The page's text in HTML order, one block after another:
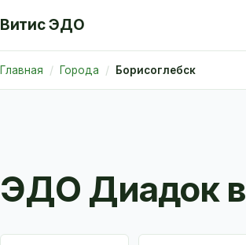
Витис ЭДО
Главная Города Борисоглебск
ЭДО Диадок в